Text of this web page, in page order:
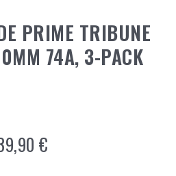
PRIME TRIBUNE
74A, 3-PACK
€